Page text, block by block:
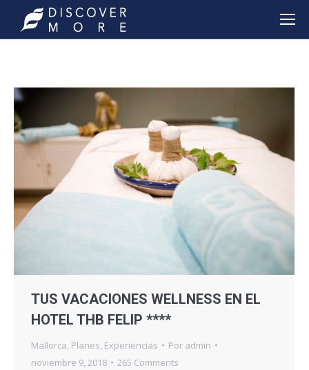
TUS VACACIONES WELLNESS EN EL
HOTEL THB FELIP ****
Mallorca Planes Experiencias Por admin
noviembre 9, 2018
265 Comments